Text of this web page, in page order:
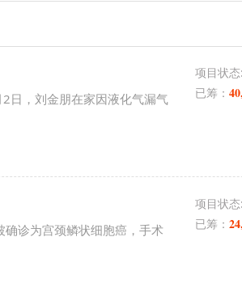
日，刘金朋在家因液化气漏气
项目状态:
已筹：
诊为宫颈鳞状细胞癌，手术
项目状态:
已筹：